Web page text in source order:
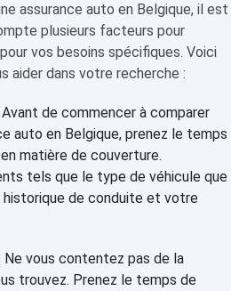
assurance auto en Belgique, il est
plusieurs facteurs pour
vos besoins spécifiques. Voici
aider dans votre recherche :
Avant de commencer à comparer
auto en Belgique, prenez le temps
matière de couverture.
tels que le type de véhicule que
historique de conduite et votre
vous contentez pas de la
trouvez. Prenez le temps de